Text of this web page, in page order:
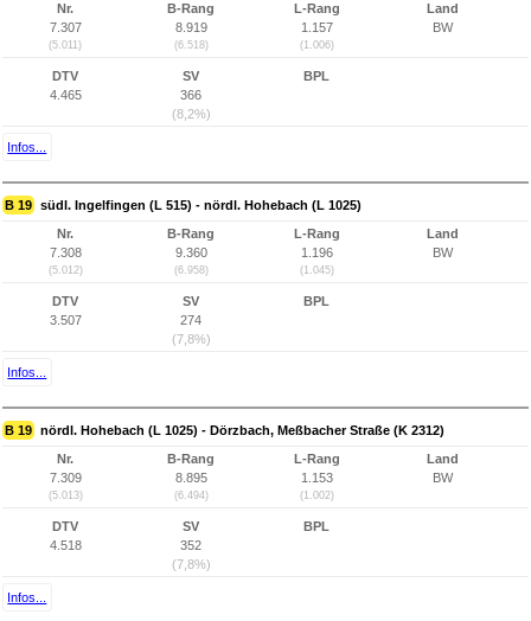
Nr.
7.307
(5.011)
B-Rang
8.919
(6.518)
L-Rang
1.157
(1.006)
Land
BW
DTV
4.465
SV
366
(8,2%)
BPL
Infos...
B 19 südl. Ingelfingen (L 515) - nördl. Hohebach (L 1025)
Nr.
7.308
(5.012)
B-Rang
9.360
(6.958)
L-Rang
1.196
(1.045)
Land
BW
DTV
3.507
SV
274
(7,8%)
BPL
Infos...
B 19 nördl. Hohebach (L 1025) - Dörzbach, Meßbacher Straße (K 2312)
Nr.
7.309
(5.013)
B-Rang
8.895
(6.494)
L-Rang
1.153
(1.002)
Land
BW
DTV
4.518
SV
352
(7,8%)
BPL
Infos...